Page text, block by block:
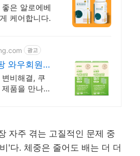
은 알로에베
케어합니다.
광고
와우회원
비해결, 쿠
품을 만나보
자주 겪는 고질적인 문제 중
'다. 체중은 줄어도 배는 더 더